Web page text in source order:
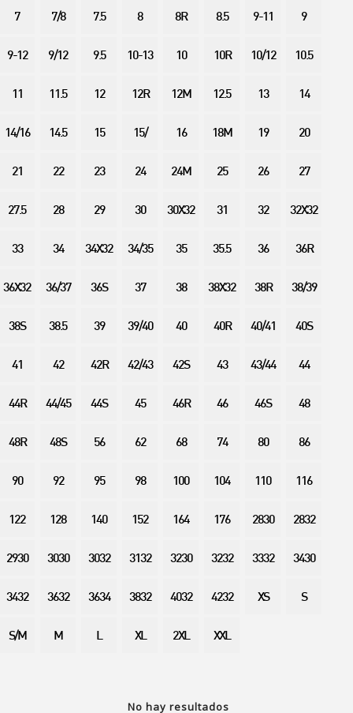
No hay resultados
7 7/8 7.5 8 8R 8.5 9-11 9
9-12 9/12 9.5 10-13 10 10R 10/12 10.5
11 11.5 12 12R 12M 12.5 13 14
14/16 14.5 15 15/ 16 18M 19 20
21 22 23 24 24M 25 26 27
27.5 28 29 30 30X32 31 32 32X32
33 34 34X32 34/35 35 35.5 36 36R
36X32 36/37 36S 37 38 38X32 38R 38/39
38S 38.5 39 39/40 40 40R 40/41 40S
41 42 42R 42/43 42S 43 43/44 44
44R 44/45 44S 45 46R 46 46S 48
48R 48S 56 62 68 74 80 86
90 92 95 98 100 104 110 116
122 128 140 152 164 176 2830 2832
2930 3030 3032 3132 3230 3232 3332 3430
3432 3632 3634 3832 4032 4232 XS S
S/M M L XL 2XL XXL